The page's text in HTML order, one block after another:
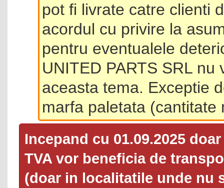
pot fi livrate catre clienti
acordul cu privire la
pentru eventualele
UNITED PARTS SRL
aceasta tema. Exceptie
marfa paletata (cantitate
Incepand cu 01.09.2025
TVA vor beneficia de
(doar in localitatile unde nu